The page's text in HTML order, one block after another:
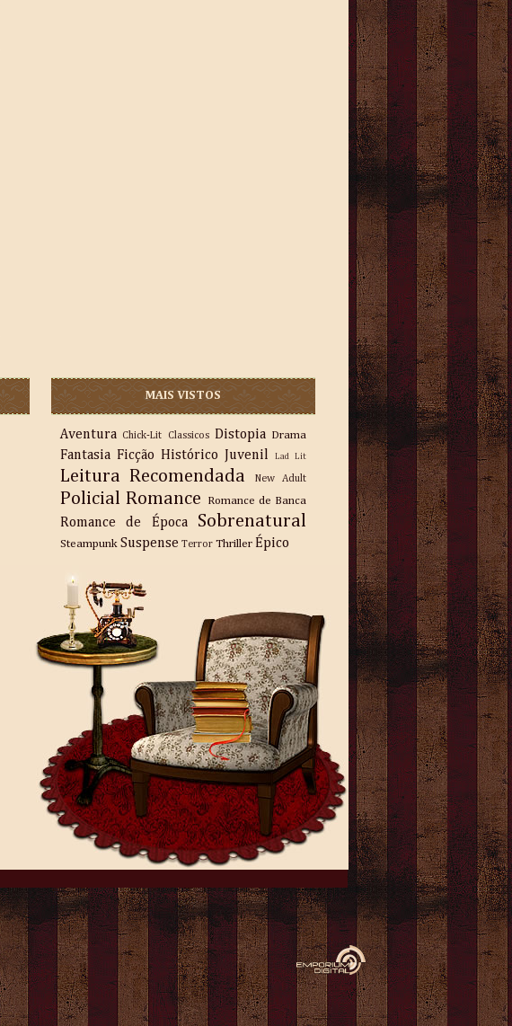
MAIS VISTOS
Aventura Chick-Lit Classicos Distopia Drama
Fantasia Ficção Histórico Juvenil Lad Lit
Leitura Recomendada New Adult
Policial Romance Romance de Banca
Romance de Época Sobrenatural
Steampunk Suspense Terror Thriller Épico